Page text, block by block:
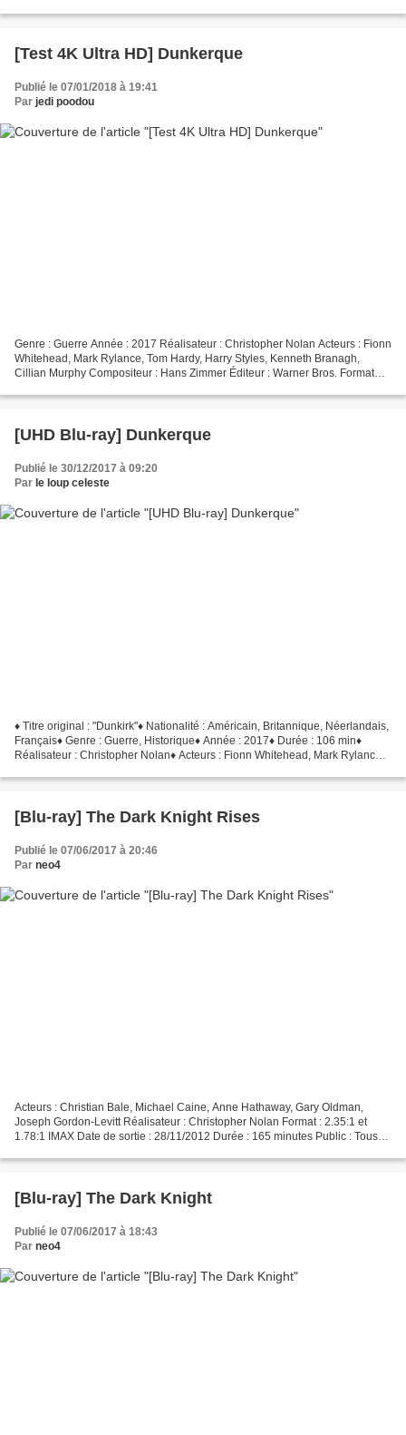
[Test 4K Ultra HD] Dunkerque
Publié le 07/01/2018 à 19:41
Par jedi poodou
Genre : Guerre Année : 2017 Réalisateur : Christopher Nolan Acteurs : Fionn
Whitehead, Mark Rylance, Tom Hardy, Harry Styles, Kenneth Branagh,
Cillian Murphy Compositeur : Hans Zimmer Éditeur : Warner Bros. Format
[UHD Blu-ray] Dunkerque
Publié le 30/12/2017 à 09:20
Par le loup celeste
♦ Titre original : "Dunkirk"♦ Nationalité : Américain, Britannique, Néerlandais,
Français♦ Genre : Guerre, Historique♦ Année : 2017♦ Durée : 106 min♦
Réalisateur : Christopher Nolan♦ Acteurs : Fionn Whitehead, Mark Rylance,
[Blu-ray] The Dark Knight Rises
Publié le 07/06/2017 à 20:46
Par neo4
Acteurs : Christian Bale, Michael Caine, Anne Hathaway, Gary Oldman,
Joseph Gordon-Levitt Réalisateur : Christopher Nolan Format : 2.35:1 et
1.78:1 IMAX Date de sortie : 28/11/2012 Durée : 165 minutes Public : Tous
[Blu-ray] The Dark Knight
Publié le 07/06/2017 à 18:43
Par neo4